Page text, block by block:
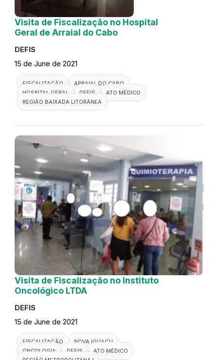
Visita de Fiscalização no Hospital
Geral de Arraial do Cabo
DEFIS
15 de June de 2021
FISCALIZAÇÃO
ARRAIAL DO CABO
HOSPITAL GERAL
DEFIS
ATO MÉDICO
REGIÃO BAIXADA LITORÂNEA
Visita de Fiscalização no Instituto
Oncológico LTDA
DEFIS
15 de June de 2021
FISCALIZAÇÃO
NOVA IGUAÇU
ONCOLOGIA
DEFIS
ATO MÉDICO